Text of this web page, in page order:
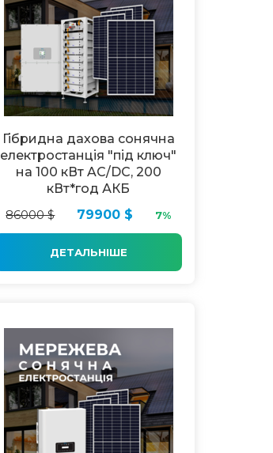
Гібридна дахова сонячна
електростанція "під ключ"
на 100 кВт AC/DC, 200
кВт*год АКБ
86000 $
79900 $ 7%
ДЕТАЛЬНІШЕ